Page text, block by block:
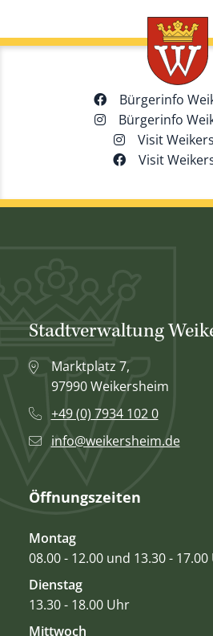
Bürgerinfo
Bürgerinfo
Visit
Visit
Stadtverwaltung
Marktplatz 7,
97990 Weikersheim
+49 (0) 7934 102 0
info@weikersheim.de
Öffnungszeiten
Montag
08.00 - 12.00 und 13.30 -
Dienstag
13.30 - 18.00 Uhr
Mittwoch